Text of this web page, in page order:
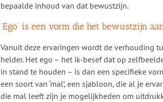
bepaalde inhoud van dat bewustzijn.
‘Ego’ is een vorm die het bewustzijn
Vanuit deze ervaringen wordt de verhouding
helder. Het ego – het ik-besef dat op
in stand te houden – is dan een specifieke
een soort van ‘mal’, een sjabloon, die al je
die mal leeft zijn je mogelijkheden om